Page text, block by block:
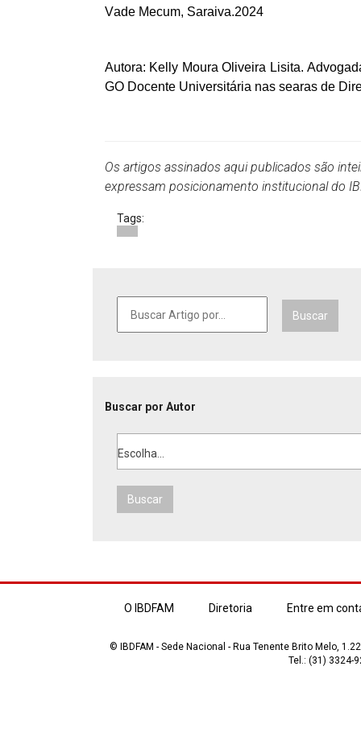
Vade Mecum, Saraiva.2024
Autora: Kelly Moura Oliveira Lisita.
GO Docente Universitária nas searas de
Os artigos assinados aqui publicados são
expressam posicionamento institucional do
Tags:
Buscar
Buscar por Autor
Escolha...
Buscar
O IBDFAM Diretoria Entre em
© IBDFAM - Sede Nacional - Rua Tenente Brito Melo,
Tel.: (31) 3324-